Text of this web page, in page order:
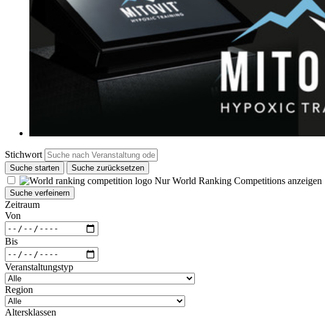
Stichwort
Suche starten Suche zurücksetzen
Nur World Ranking Competitions anzeigen
Suche verfeinern
Zeitraum
Von
Bis
Veranstaltungstyp
Region
Altersklassen